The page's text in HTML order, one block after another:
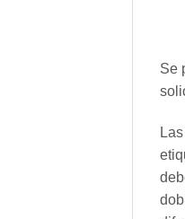
Se